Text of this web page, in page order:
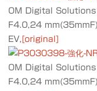
OM Digital
F4.0,24
EV, [original]
OM Digital
F4.0,24